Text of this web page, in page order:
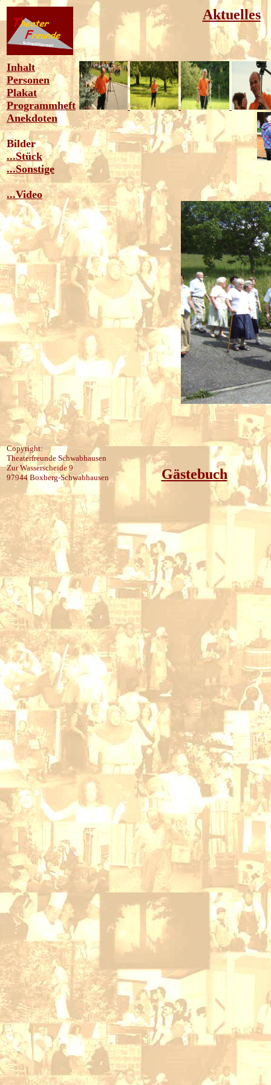
Aktuelles
Inhalt
Personen
Plakat
Programmheft
Anekdoten
Bilder
...Stück
...Sonstige
...Video
Copyright:
Theaterfreunde Schwabhausen
Zur Wasserscheide 9
97944 Boxberg-Schwabhausen
Gästebuch